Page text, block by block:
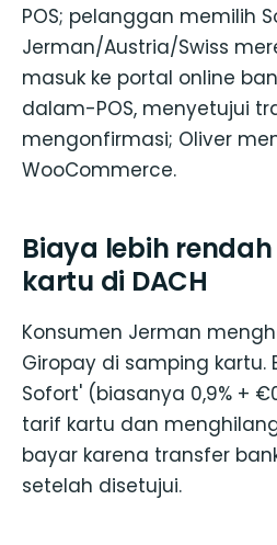
POS; pelanggan memilih
Jerman/Austria/Swiss
masuk ke portal online
dalam-POS, menyetujui
mengonfirmasi; Oliver
WooCommerce.
Biaya lebih
kartu di DACH
Konsumen Jerman
Giropay di samping kartu.
Sofort' (biasanya 0,9% +
tarif kartu dan
bayar karena transfer
setelah disetujui.